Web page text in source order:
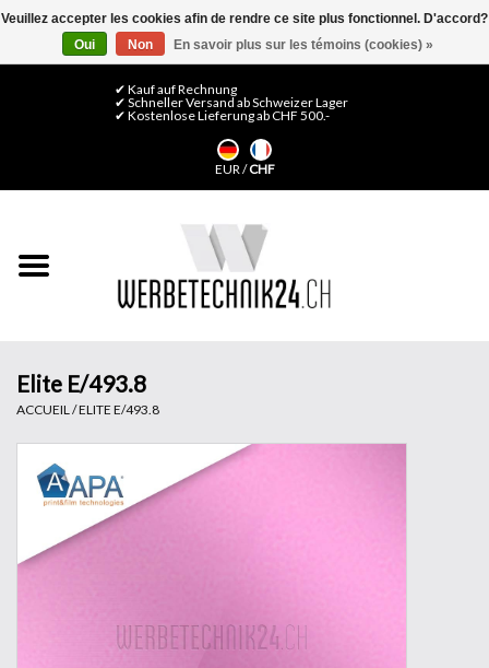
0 Articles - CHF 0,00
✔ Kauf auf Rechnung
✔ Schneller Versand ab Schweizer Lager
✔ Kostenlose Lieferung ab CHF 500.-
EUR/CHF
Films de décoration
Finitions & Montage
Outillage
Elite E/493.8
ACCUEIL /ELITE E/493.8
Veuillez accepter les cookies afin de rendre ce site plus fonctionnel. D'accord?
Oui
Non En savoir plus sur les témoins (cookies) »